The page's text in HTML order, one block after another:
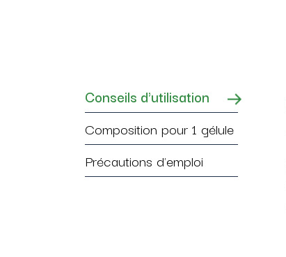
Conseils d'utilisation
Composition pour 1 gélule
Précautions d'emploi